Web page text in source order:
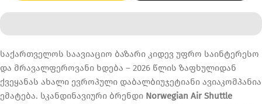
საქართველოს საავიაციო ბაზარი კიდევ უფრო საინტერესო
და მრავალფეროვანი ხდება – 2026 წლის ზაფხულიდან
ქვეყანას ახალი ევროპული დაბალბიუჯეტიანი ავიაკომპანია
ემატება. სკანდინავიური ბრენდი Norwegian Air Shuttle